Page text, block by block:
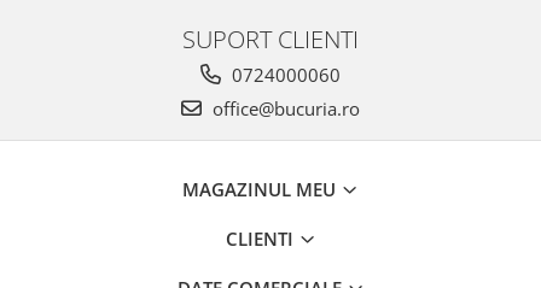
SUPORT CLIENTI
0724000060
office@bucuria.ro
MAGAZINUL MEU
CLIENTI